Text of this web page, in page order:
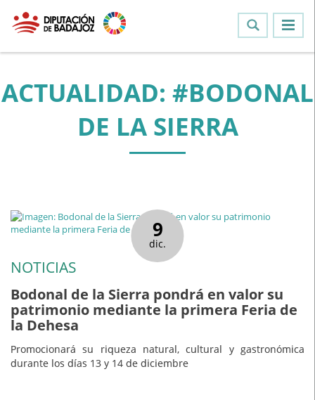
ACTUALIDAD: #BODONAL
DE LA SIERRA
9
dic.
NOTICIAS
Bodonal de la Sierra pondrá en valor su
patrimonio mediante la primera Feria de
la Dehesa
Promocionará su riqueza natural, cultural y gastronómica
durante los días 13 y 14 de diciembre